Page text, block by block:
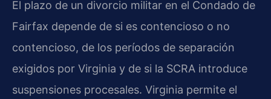
El plazo de un divorcio militar en el Condado de
Fairfax depende de si es contencioso o no
contencioso, de los períodos de separación
exigidos por Virginia y de si la SCRA introduce
suspensiones procesales. Virginia permite el